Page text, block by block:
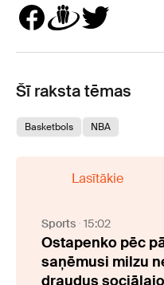
Šī raksta tēmas
Basketbols NBA
Lasītākie
Sports 15:02
Ostapenko pēc
saņēmusi milzu
draudus